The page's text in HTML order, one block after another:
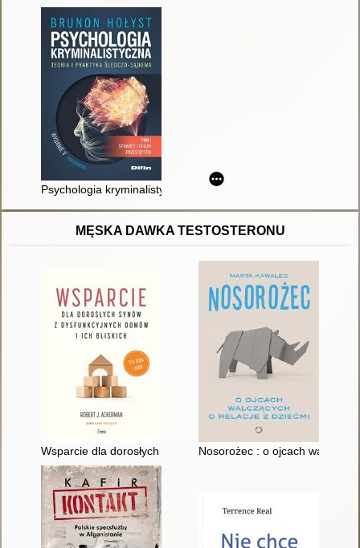
Psychologia kryminalistyczna : teoria i praktyka śledczo-
MĘSKA DAWKA TESTOSTERONU
Wsparcie dla dorosłych synów z dysfunkcyjnych domów i ich
Nosorożec : o ojcach